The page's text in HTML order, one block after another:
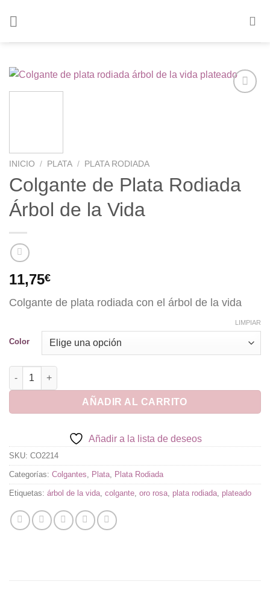
INICIO / PLATA / PLATA RODIADA
Colgante de Plata Rodiada
Árbol de la Vida
11,75€
Colgante de plata rodiada con el árbol de la vida
Color
LIMPIAR
Colgante de Plata Rodiada Árbol de la Vida cantidad
AÑADIR AL CARRITO
Añadir a la lista de deseos
SKU: CO2214
Categorías: Colgantes Plata Plata Rodiada
Etiquetas: árbol de la vida colgante oro rosa plata rodiada plateado